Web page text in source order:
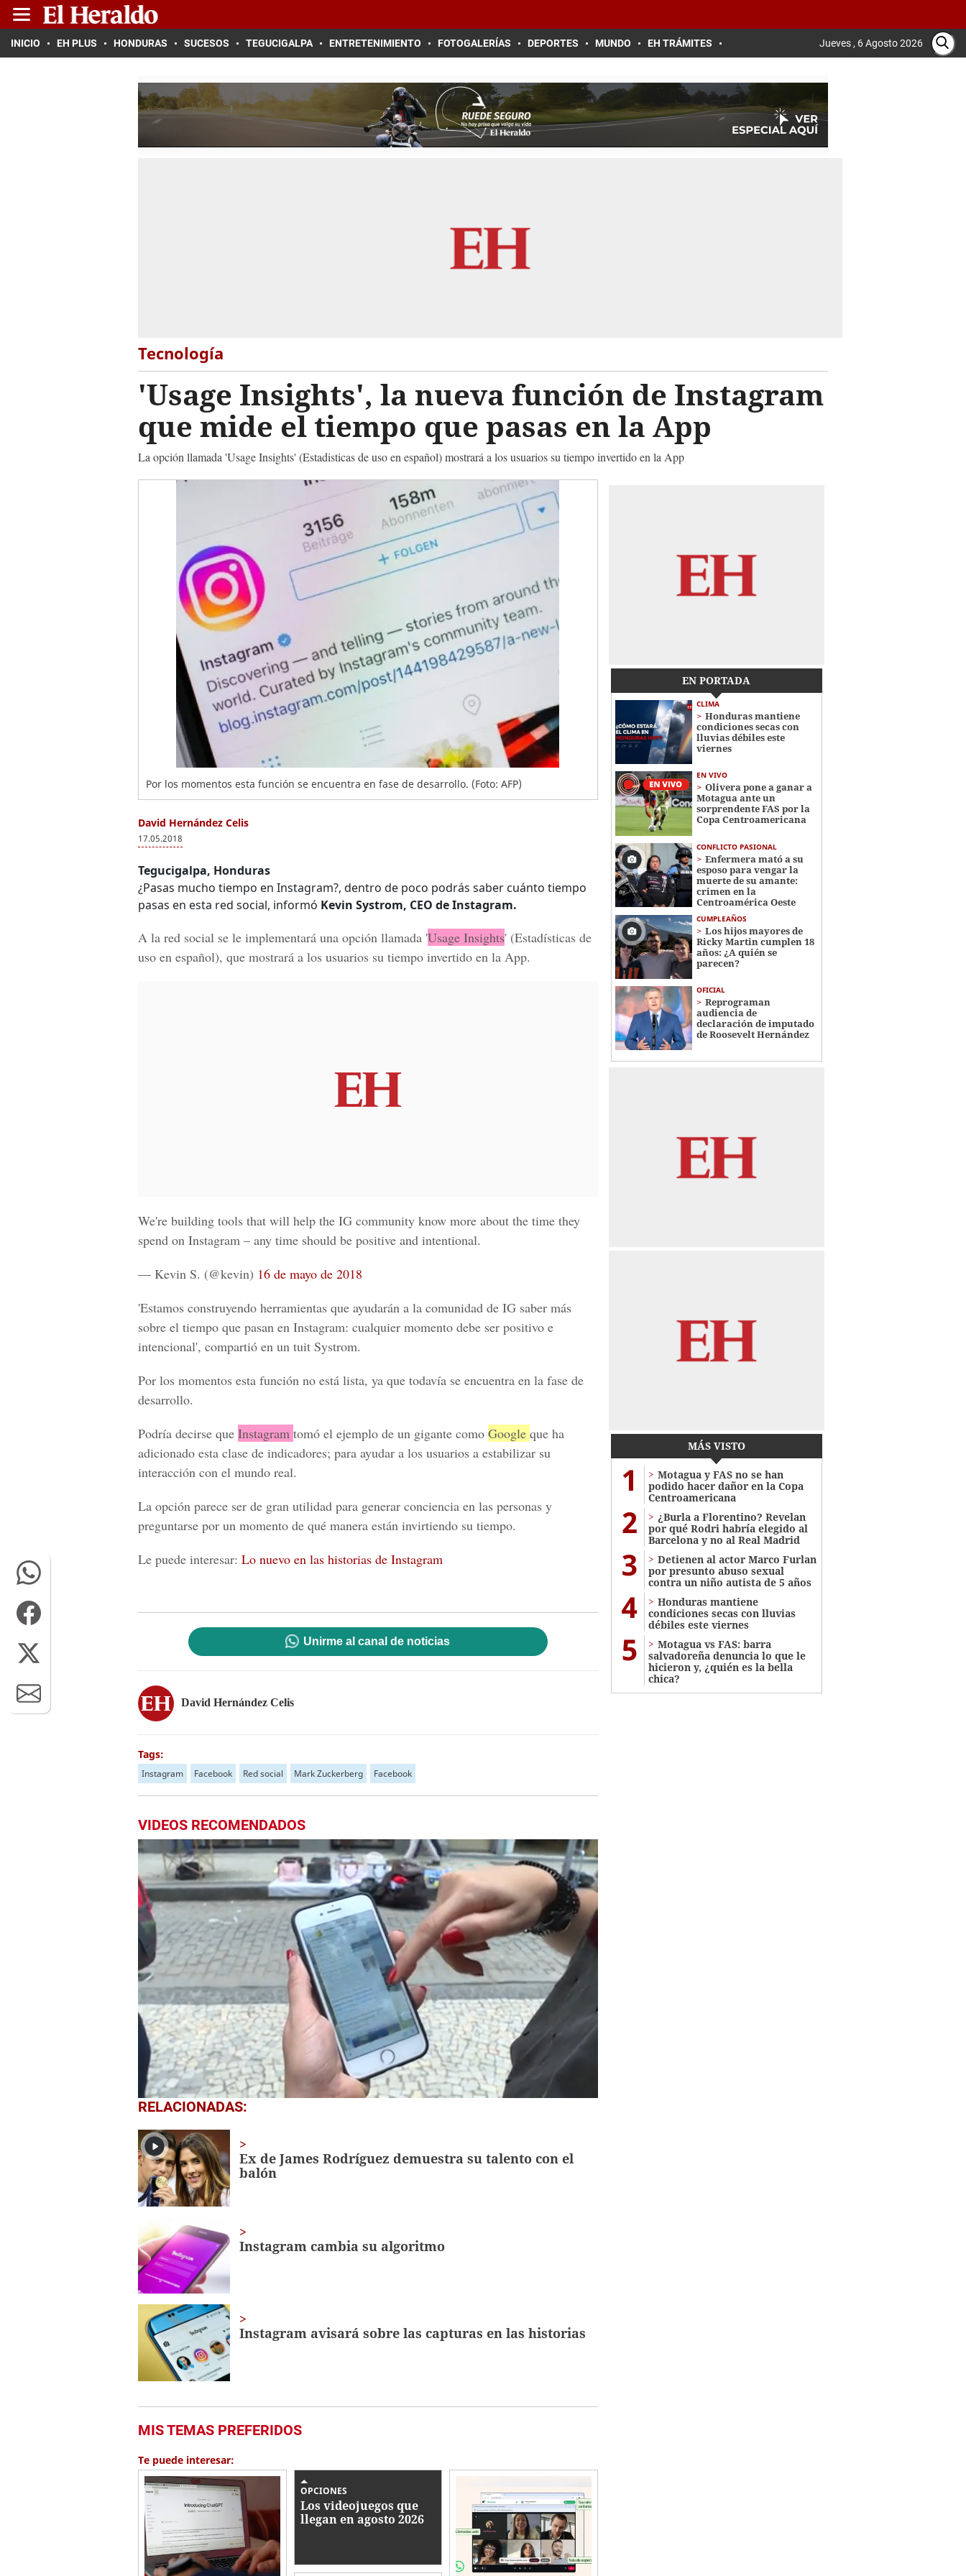
INICIO EH PLUS HONDURAS SUCESOS TEGUCIGALPA ENTRETENIMIENTO FOTOGALERÍAS DEPORTES MUNDO EH TRÁMITES Jueves , 6 Agosto 2026
Tecnología
'Usage Insights', la nueva función de Instagram
que mide el tiempo que pasas en la App
La opción llamada 'Usage Insights' (Estadisticas de uso en español) mostrará a los usuarios su tiempo invertido en la App
Por los momentos esta función se encuentra en fase de desarrollo. (Foto: AFP)
David Hernández Celis
17.05.2018
Tegucigalpa, Honduras
¿Pasas mucho tiempo en Instagram?, dentro de poco podrás saber cuánto tiempo
pasas en esta red social, informó Kevin Systrom, CEO de Instagram.
A la red social se le implementará una opción llamada 'Usage Insights' (Estadísticas de
uso en español), que mostrará a los usuarios su tiempo invertido en la App.
We're building tools that will help the IG community know more about the time they
spend on Instagram – any time should be positive and intentional.
— Kevin S. (@kevin) 16 de mayo de 2018
'Estamos construyendo herramientas que ayudarán a la comunidad de IG saber más
sobre el tiempo que pasan en Instagram: cualquier momento debe ser positivo e
intencional', compartió en un tuit Systrom.
Por los momentos esta función no está lista, ya que todavía se encuentra en la fase de
desarrollo.
Podría decirse que Instagram tomó el ejemplo de un gigante como Google que ha
adicionado esta clase de indicadores; para ayudar a los usuarios a estabilizar su
interacción con el mundo real.
La opción parece ser de gran utilidad para generar conciencia en las personas y
preguntarse por un momento de qué manera están invirtiendo su tiempo.
Le puede interesar: Lo nuevo en las historias de Instagram
Unirme al canal de noticias
David Hernández Celis
Tags:
Instagram Facebook Red social Mark Zuckerberg Facebook
VIDEOS RECOMENDADOS
0
seconds
1
minute,
10
seconds Volume
0%
RELACIONADAS:
Ex de James Rodríguez demuestra su talento con el
balón
Instagram cambia su algoritmo
Instagram avisará sobre las capturas en las historias
MIS TEMAS PREFERIDOS
Te puede interesar:
OPCIONES
Los videojuegos que
llegan en agosto 2026
EN PORTADA
CLIMA
Honduras mantiene
condiciones secas con
lluvias débiles este
viernes
EN VIVO
Olivera pone a ganar a
Motagua ante un
sorprendente FAS por la
Copa Centroamericana
CONFLICTO PASIONAL
Enfermera mató a su
esposo para vengar la
muerte de su amante:
crimen en la
Centroamérica Oeste
CUMPLEAÑOS
Los hijos mayores de
Ricky Martin cumplen 18
años: ¿A quién se
parecen?
OFICIAL
Reprograman
audiencia de
declaración de imputado
de Roosevelt Hernández
MÁS VISTO
1
Motagua y FAS no se han
podido hacer dañor en la Copa
Centroamericana
2
¿Burla a Florentino? Revelan
por qué Rodri habría elegido al
Barcelona y no al Real Madrid
3
Detienen al actor Marco Furlan
por presunto abuso sexual
contra un niño autista de 5 años
4
Honduras mantiene
condiciones secas con lluvias
débiles este viernes
5
Motagua vs FAS: barra
salvadoreña denuncia lo que le
hicieron y, ¿quién es la bella
chica?